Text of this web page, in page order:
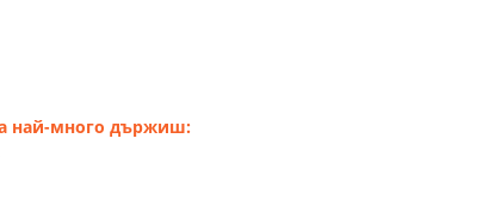
най-много държиш: